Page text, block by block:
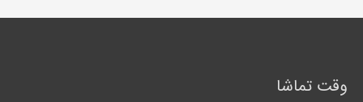
وقت تماشا